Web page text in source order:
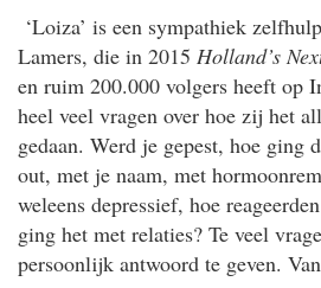
‘Loiza’ is een sympathiek
Lamers, die in 2015 Holland’s
en ruim 200.000 volgers heeft op
heel veel vragen over hoe zij het
gedaan. Werd je gepest, hoe ging
out, met je naam, met
weleens depressief, hoe
ging het met relaties? Te veel
persoonlijk antwoord te geven.